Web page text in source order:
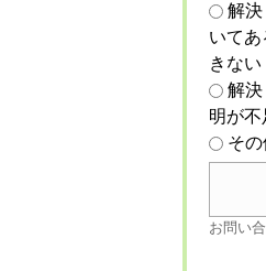
解
いて
きない
解
明が
そ
お問い